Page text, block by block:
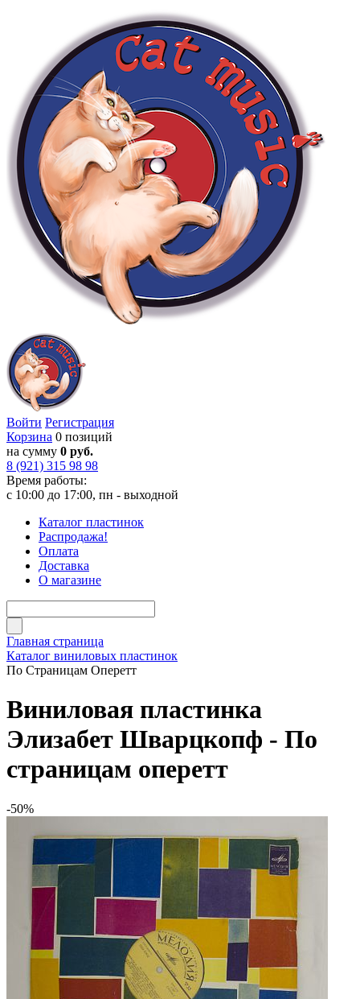
Войти Регистрация
Корзина 0 позиций
на сумму 0 руб.
8 (921) 315 98 98
Время работы:
с 10:00 до 17:00, пн - выходной
Каталог пластинок
Распродажа!
Оплата
Доставка
О магазине
Главная страница
Каталог виниловых пластинок
По Страницам Оперетт
Виниловая пластинка
Элизабет Шварцкопф - По
страницам оперетт
-50%